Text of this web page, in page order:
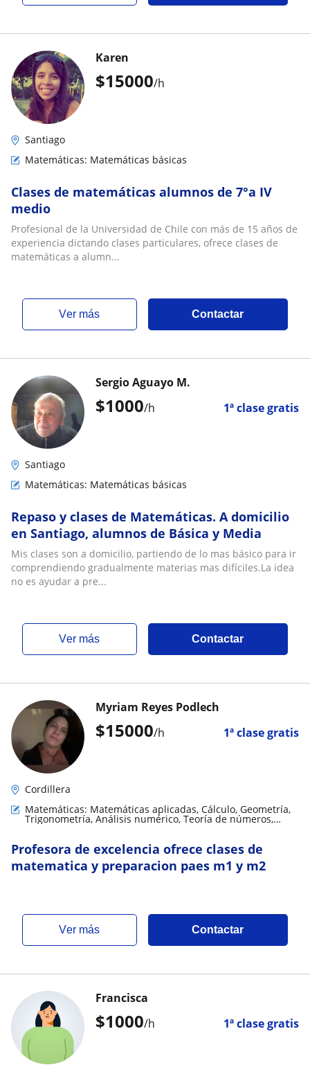
$15000/h
Karen
Santiago
Matemáticas: Matemáticas básicas
Clases de matemáticas alumnos de 7°a IV
medio
Profesional de la Universidad de Chile con más de 15 años de
experiencia dictando clases particulares, ofrece clases de
matemáticas a alumn...
ver más Contactar
$1000/h 1ª clase gratis
Sergio Aguayo M.
Santiago
Matemáticas: Matemáticas básicas
Repaso y clases de Matemáticas. A domicilio
en Santiago, alumnos de Básica y Media
Mis clases son a domicilio, partiendo de lo mas básico para ir
comprendiendo gradualmente materias mas difíciles.La idea
no es ayudar a pre...
ver más Contactar
$15000/h 1ª clase gratis
Myriam Reyes Podlech
Cordillera
Matemáticas: Matemáticas aplicadas, Cálculo, Geometría,
Trigonometría, Análisis numérico, Teoría de números,
Matemáticas básicas, Matemáticas discretas
Profesora de excelencia ofrece clases de
matematica y preparacion paes m1 y m2
ver más Contactar
$1000/h 1ª clase gratis
Francisca